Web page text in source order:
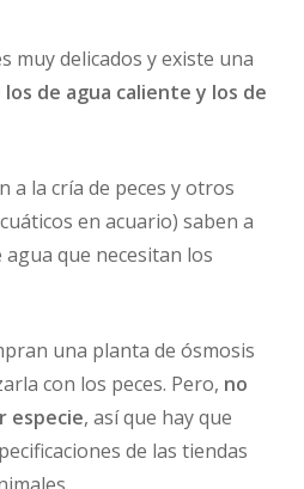
muy delicados y existe una
de agua caliente y los de
a la cría de peces y otros
en acuario) saben a
que necesitan los
una planta de ósmosis
con los peces. Pero, no
especie, así que hay que
de las tiendas